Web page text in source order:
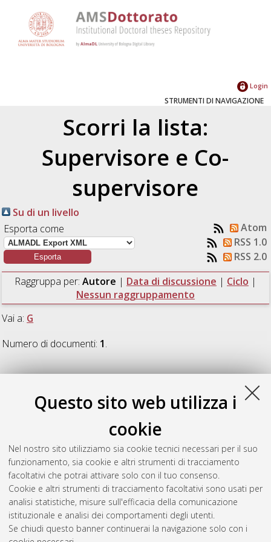
Questo sito web utilizza i
cookie
Nel nostro sito utilizziamo sia cookie tecnici necessari per il suo
funzionamento, sia cookie e altri strumenti di tracciamento
facoltativi che potrai attivare solo con il tuo consenso.
Cookie e altri strumenti di tracciamento facoltativi sono usati per
analisi statistiche, misure sull'efficacia della comunicazione
istituzionale e analisi dei comportamenti degli utenti.
Se chiudi questo banner continuerai la navigazione solo con i
Login
STRUMENTI DI NAVIGAZIONE
Scorri la lista:
Supervisore e Co-
supervisore
Su di un livello
Esporta come
Atom
RSS 1.0
RSS 2.0
Raggruppa per: Autore | Data di discussione | Ciclo |
Nessun raggruppamento
Vai a: G
Numero di documenti: 1.
G
Guidi, Flavio (2016)The Harmful Benthic Dinoflagellate
Ostreopsis cf. Ovata: Biotic Factors Affecting its Growth and
, [Dissertation thesis], Alma Mater Studiorum
Università di Bologna. Dottorato di ricerca inScienze
ambientali: tutela e gestione delle risorse naturali, 27 Ciclo.
DOI 10.6092/unibo/amsdottorato/7498.
Questa lista e' stata generata ilFri Aug 7 20:47:44 2026 CEST